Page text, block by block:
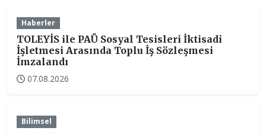
Haberler
TOLEYİS ile PAÜ Sosyal Tesisleri İktisadi
İşletmesi Arasında Toplu İş Sözleşmesi
İmzalandı
07.08.2026
Bilimsel